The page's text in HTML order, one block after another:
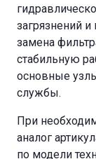
загрязнений
замена
стабильную
основные
службы.
При
аналог
по модели